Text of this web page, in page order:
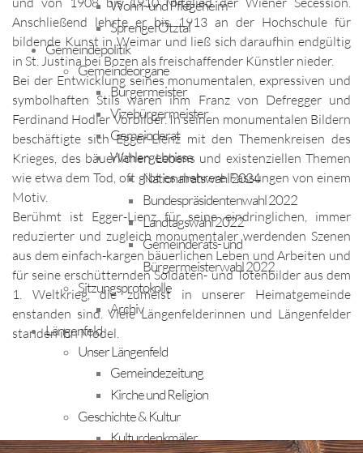
Wohn- und Pflegeheim
Sprengel Ötztal
Gemeindepolitik
Gemeindeorgane
Bürgermeister
Vizebürgermeister
Gemeinderat
Wahlergebnisse
Nationalratswahl 2024
Bundespräsidentenwahl 2022
Landtagswahl 2022
Gemeinderats- und
Bürgermeisterwahl 2022
Sitzungsprotokolle
Archiv
Längenfeld
Unser Längenfeld
Gemeindezeitung
Kirche und Religion
Geschichte & Kultur
Kulturdenkmäler
Anschließend lehrte er bis 1913 an der Hochschule für
bildende Kunst in Weimar und ließ sich daraufhin endgültig
in St. Justina bei Bozen als freischaffender Künstler nieder.
Bei der Entwicklung seines monumentalen, expressiven und
symbolhaften Stils waren ihm Franz von Defregger und
Ferdinand Hodler Vorbilder. In seinen monumentalen Bildern
beschäftigte sich Egger-Lienz mit den Themenkreisen des
Krieges, des bäuerlichen Lebens und existenziellen Themen
wie etwa dem Tod, oft gibt es mehrere Fassungen von einem
Motiv.
Berühmt ist Egger-Lienz für seine eindringlichen, immer
reduzierter und zugleich monumentaler werdenden Szenen
aus dem einfach-kargen bäuerlichen Leben und Arbeiten und
für seine erschütternden Soldaten- und Totenbilder aus dem
1. Weltkrieg, die zumeist in unserer Heimatgemeinde
enstanden sind. Viele Längenfelderinnen und Längenfelder
standen ihn Model.